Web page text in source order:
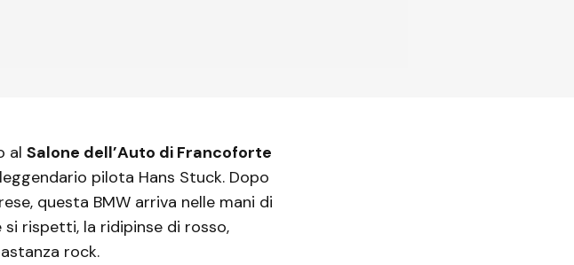
al Salone dell’Auto di Francoforte
pilota Hans Stuck. Dopo
questa BMW arriva nelle mani di
rispetti, la ridipinse di rosso,
rock.